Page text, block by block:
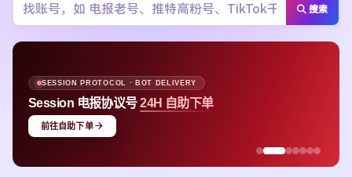
搜索
SESSION PROTOCOL · BOT DELIVERY
Session 电报协议号24H 自助下单
前往自助下单